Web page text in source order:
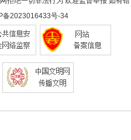
备2023016433号-34